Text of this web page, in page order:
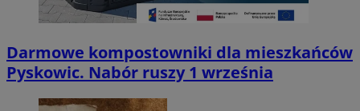
Darmowe kompostowniki dla mieszkańców
Pyskowic. Nabór ruszy 1 września